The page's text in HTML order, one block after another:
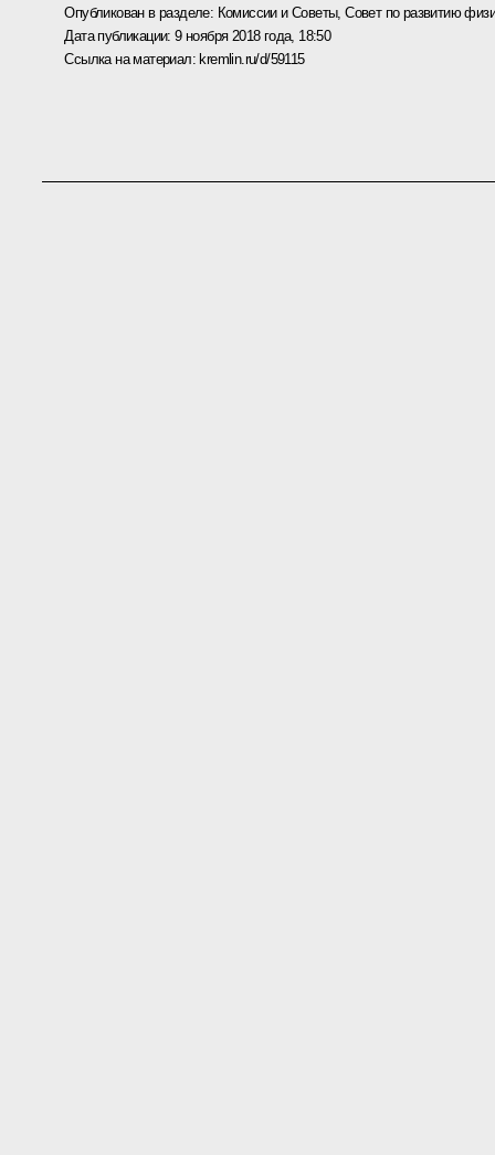
Опубликован в разделе: Комиссии и Советы,Совет по развитию
Дата публикации:9 ноября 2018 года, 18:50
Ссылка на материал: kremlin.ru/d/59115